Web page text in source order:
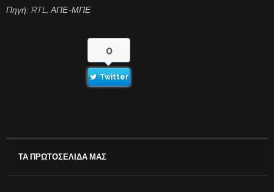
Πηγή: RTL, ΑΠΕ-ΜΠΕ
0
Twitter
ΤΑ ΠΡΩΤΟΣΕΛΙΔΑ ΜΑΣ